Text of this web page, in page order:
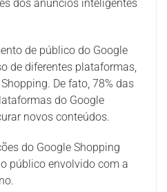
dos anúncios inteligentes
de público do Google
de diferentes plataformas,
De fato, 78% das
do Google
novos conteúdos.
do Google Shopping
público envolvido com a